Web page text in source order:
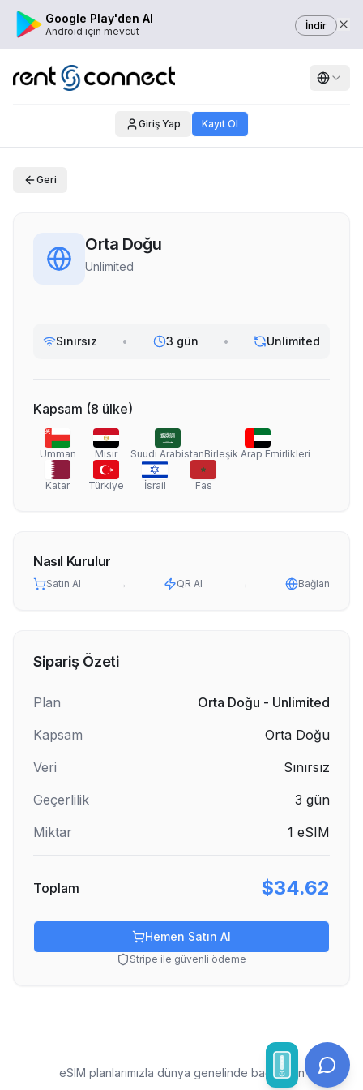
Google Play'den Al
Android için mevcut İndir
Giriş Yap Kayıt Ol
Geri
Orta Doğu
Unlimited
Sınırsız • 3 gün • Unlimited
Kapsam (8 ülke)
Umman Mısır Suudi ArabistanBirleşik Arap Emirlikleri
Katar Türkiye İsrail Fas
Nasıl Kurulur
Satın Al → QR Al → Bağlan
Sipariş Özeti
Plan
Orta Doğu - Unlimited
Kapsam
Orta Doğu
Veri
Sınırsız
Geçerlilik
3 gün
Miktar
1 eSIM
Toplam $34.62
Hemen Satın Al
Stripe ile güvenli ödeme
eSIM planlarımızla dünya genelinde bağlı kalın